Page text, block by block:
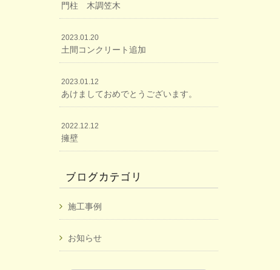
門柱 木調笠木
2023.01.20
土間コンクリート追加
2023.01.12
あけましておめでとうございます。
2022.12.12
擁壁
ブログカテゴリ
施工事例
お知らせ